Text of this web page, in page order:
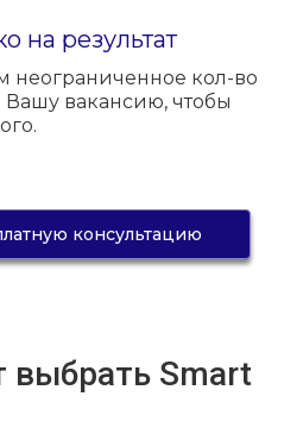
на результат
кол-во
Вашу вакансию, чтобы
консультацию
выбрать Smart